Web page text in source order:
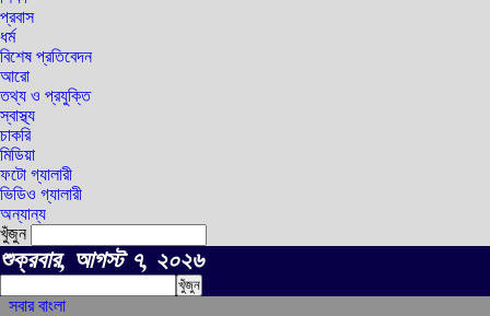
প্রবাস
ধর্ম
বিশেষ প্রতিবেদন
আরো
তথ্য ও প্রযুক্তি
স্বাস্থ্য
চাকরি
মিডিয়া
ফটো গ্যালারী
ভিডিও গ্যালারী
অন্যান্য
খুঁজুন
শুক্রবার, আগস্ট ৭, ২০২৬
সবার বাংলা